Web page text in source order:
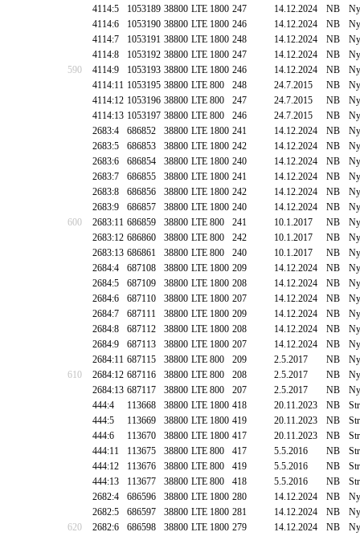
4114:5
1053189 38800 LTE 1800 247 14.12.2024 NB
4114:6
1053190 38800 LTE 1800 246 14.12.2024 NB
4114:7
1053191 38800 LTE 1800 248 14.12.2024 NB
4114:8
1053192 38800 LTE 1800 247 14.12.2024 NB
590
4114:9 1053193 38800 LTE 1800 246 14.12.2024 NB
4114:11 1053195 38800 LTE 800 248 24.7.2015 NB
4114:12 1053196 38800 LTE 800 247 24.7.2015 NB
4114:13 1053197 38800 LTE 800 246 24.7.2015 NB
2683:4
686852 38800 LTE 1800 241 14.12.2024 NB
2683:5
686853 38800 LTE 1800 242 14.12.2024 NB
2683:6
686854 38800 LTE 1800 240 14.12.2024 NB
2683:7
686855 38800 LTE 1800 241 14.12.2024 NB
2683:8
686856 38800 LTE 1800 242 14.12.2024 NB
2683:9
686857 38800 LTE 1800 240 14.12.2024 NB
600
2683:11 686859 38800 LTE 800 241 10.1.2017 NB
2683:12 686860 38800 LTE 800 242 10.1.2017 NB
2683:13 686861 38800 LTE 800 240 10.1.2017 NB
2684:4
687108 38800 LTE 1800 209 14.12.2024 NB
2684:5
687109 38800 LTE 1800 208 14.12.2024 NB
2684:6
687110 38800 LTE 1800 207 14.12.2024 NB
2684:7
687111 38800 LTE 1800 209 14.12.2024 NB
2684:8
687112 38800 LTE 1800 208 14.12.2024 NB
2684:9
687113 38800 LTE 1800 207 14.12.2024 NB
2684:11 687115 38800 LTE 800 209 2.5.2017 NB
610
2684:12 687116 38800 LTE 800 208 2.5.2017 NB
2684:13 687117 38800 LTE 800 207 2.5.2017 NB
444:4
113668 38800 LTE 1800 418 20.11.2023 NB
444:5
113669 38800 LTE 1800 419 20.11.2023 NB
444:6
113670 38800 LTE 1800 417 20.11.2023 NB
444:11
113675 38800 LTE 800 417 5.5.2016 NB
444:12
113676 38800 LTE 800 419 5.5.2016 NB
444:13
113677 38800 LTE 800 418 5.5.2016 NB
2682:4
686596 38800 LTE 1800 280 14.12.2024 NB
2682:5
686597 38800 LTE 1800 281 14.12.2024 NB
620
2682:6 686598 38800 LTE 1800 279 14.12.2024 NB